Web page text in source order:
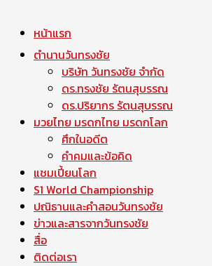
หน้าแรก
ตำนานวันทรงชัย
บริษัท วันทรงชัย จำกัด
ดร.ทรงชัย รัตนสุบรรณ
ดร.ปริยากร รัตนสุบรรณ
มวยไทย มรดกไทย มรดกโลก
ศึกในอดีต
คำคมและข้อคิด
แชมเปี้ยนโลก
S1 World Championship
ปณิธานและคำสอนวันทรงชัย
ข่าวและสารจากวันทรงชัย
สื่อ
ติดต่อเรา